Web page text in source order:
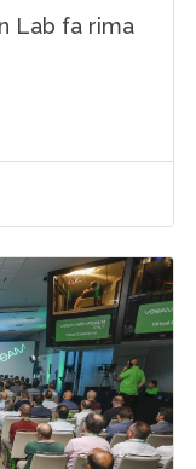
Lab fa rima